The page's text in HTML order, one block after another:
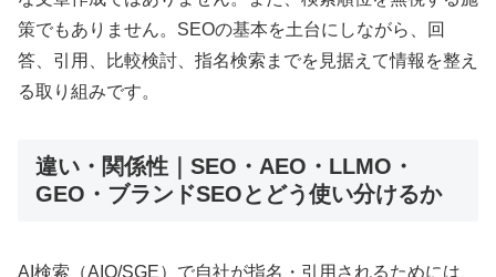
策でもありません。SEOの基本を土台にしながら、回
答、引用、比較検討、指名検索までを見据えて情報を整え
る取り組みです。
違い・関係性｜SEO・AEO・LLMO・
GEO・ブランドSEOとどう使い分けるか
AI検索（AIO/SGE）で自社が指名・引用されるためには、